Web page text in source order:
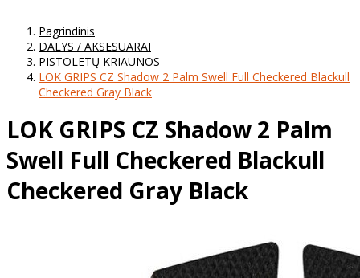
Pagrindinis
DALYS / AKSESUARAI
PISTOLETŲ KRIAUNOS
LOK GRIPS CZ Shadow 2 Palm Swell Full Checkered Blackull
Checkered Gray Black
LOK GRIPS CZ Shadow 2 Palm
Swell Full Checkered Blackull
Checkered Gray Black